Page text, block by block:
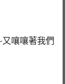
嚷嚷著我們